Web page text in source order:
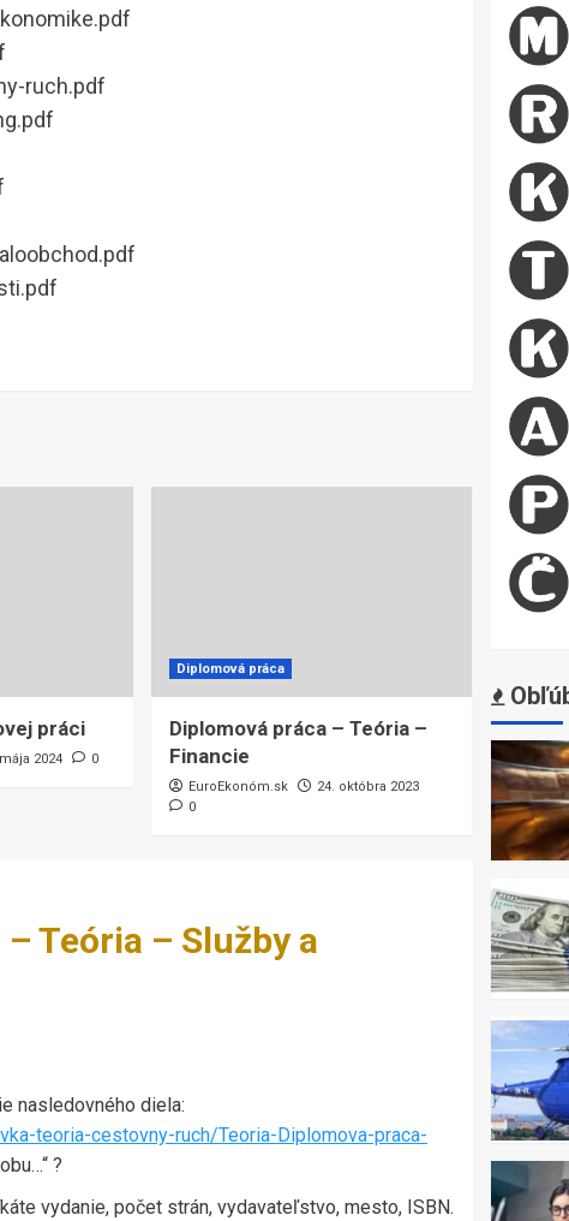
ruch.pdf
práci
2024 0
Diplomová práca
Diplomová práca – Teória –
Financie
EuroEkonóm.sk
24. októbra 2023
0
Teória – Služby a
nasledovného diela:
teoria-cestovny-ruch/Teoria-Diplomova-praca-
?
vydanie, počet strán, vydavateľstvo, mesto, ISBN.